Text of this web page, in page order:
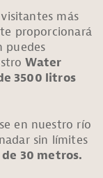
más
te proporcionará
puedes
Water
3500 litros
en nuestro río
sin límites
30 metros.